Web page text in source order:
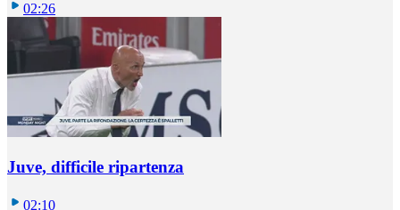
02:26
Juve, difficile ripartenza
02:10